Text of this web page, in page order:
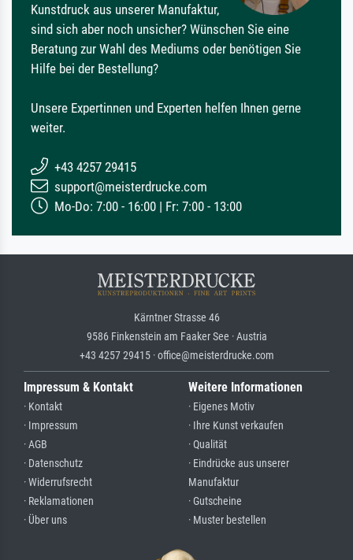
Kunstdruck aus unserer Manufaktur,
sind sich aber noch unsicher? Wünschen Sie eine
Beratung zur Wahl des Mediums oder benötigen Sie
Hilfe bei der Bestellung?
Unsere Expertinnen und Experten helfen Ihnen gerne
weiter.
+43 4257 29415
support@meisterdrucke.com
Mo-Do: 7:00 - 16:00 | Fr: 7:00 - 13:00
Kärntner Strasse 46
9586 Finkenstein am Faaker See · Austria
+43 4257 29415 · office@meisterdrucke.com
Impressum & Kontakt
· Kontakt
· Impressum
· AGB
· Datenschutz
· Widerrufsrecht
· Reklamationen
· Über uns
Weitere Informationen
· Eigenes Motiv
· Ihre Kunst verkaufen
· Qualität
· Eindrücke aus unserer
Manufaktur
· Gutscheine
· Muster bestellen